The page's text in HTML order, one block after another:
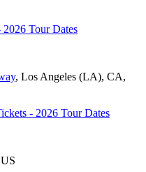
, Los Angeles (LA), CA,